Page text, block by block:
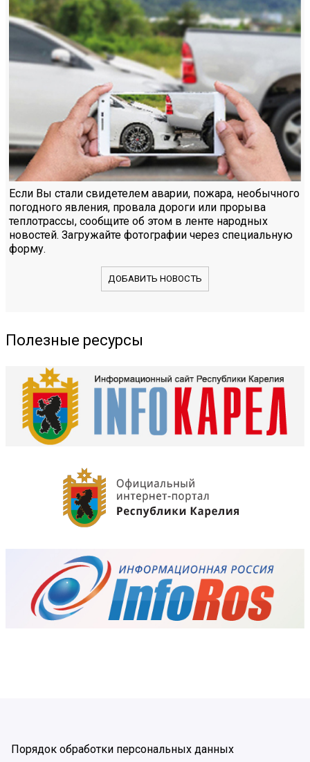
Если Вы стали свидетелем аварии, пожара, необычного
погодного явления, провала дороги или прорыва
теплотрассы, сообщите об этом в ленте народных
новостей. Загружайте фотографии через специальную
форму.
ДОБАВИТЬ НОВОСТЬ
Полезные ресурсы
Порядок обработки персональных данных